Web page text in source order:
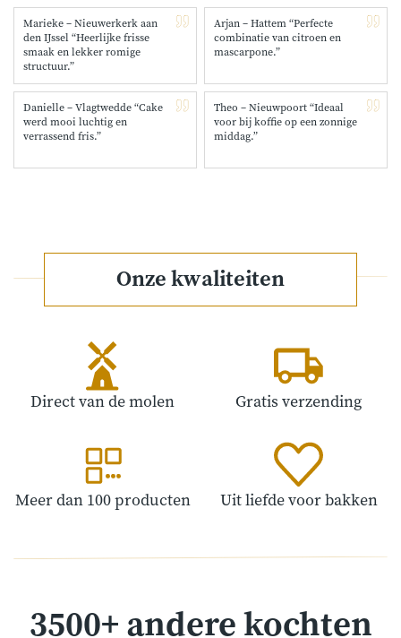
Marieke – Nieuwerkerk aan
den IJssel “Heerlijke frisse
smaak en lekker romige
structuur.”
Arjan – Hattem “Perfecte
combinatie van citroen en
mascarpone.”
Danielle – Vlagtwedde “Cake
werd mooi luchtig en
verrassend fris.”
Theo – Nieuwpoort “Ideaal
voor bij koffie op een zonnige
middag.”
Onze kwaliteiten
Direct van de molen Gratis verzending
Meer dan 100 producten Uit liefde voor bakken
3500+ andere kochten